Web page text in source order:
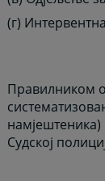
(г)
Правилником о
намјештеника)
Судској